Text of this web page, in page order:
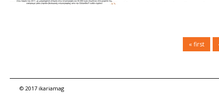
« first
© 2017 ikariamag